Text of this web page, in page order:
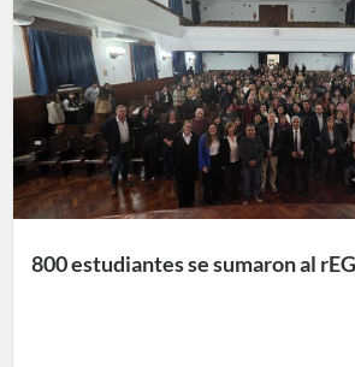
800 estudiantes se sumaron al